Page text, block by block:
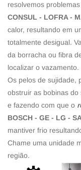
resolvemos
CONSUL - LOFRA -
calor, resultando em
totalmente desigual.
da borracha ou fibra
localizar o vazamento.
Os pelos de sujidade,
obstruir as bobinas do
e fazendo com que o
BOSCH - GE - LG -
mantiver frio
Chame uma unidade
região.